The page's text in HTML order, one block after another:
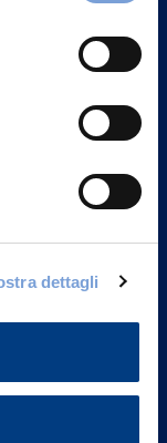
dettagli